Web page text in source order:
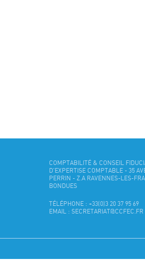
COMPTABILITÉ & CONSEIL
D'EXPERTISE COMPTABLE - 35
PERRIN - Z.A RAVENNES-LES-
BONDUES
TÉLÉPHONE : +33(0)3 20 37 95 69
EMAIL : SECRETARIAT@CCFEC.FR